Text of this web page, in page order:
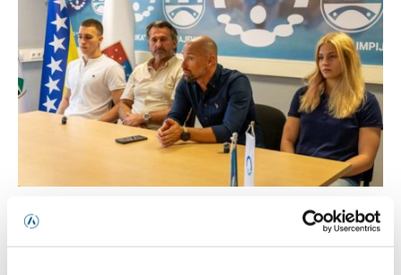
Avdić: Očekujem odlične rezultate na Evropskom
prvenstvu i Mediteranskim igrama